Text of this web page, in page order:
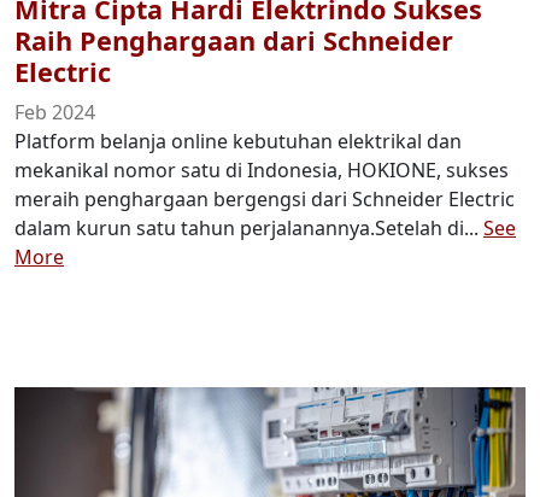
Mitra Cipta Hardi Elektrindo Sukses
Raih Penghargaan dari Schneider
Electric
Feb 2024
Platform belanja online kebutuhan elektrikal dan
mekanikal nomor satu di Indonesia, HOKIONE, sukses
meraih penghargaan bergengsi dari Schneider Electric
dalam kurun satu tahun perjalanannya.Setelah di... See
More